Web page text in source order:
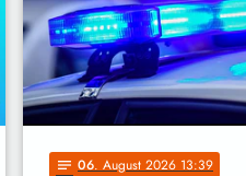
notes 06. August 2026 13:39